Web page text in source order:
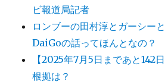
ビ報道局記者
ロンブーの田村淳とガーシー
DaiGoの話ってほんとなの？
【2025年7月5日まであと142
根拠は？